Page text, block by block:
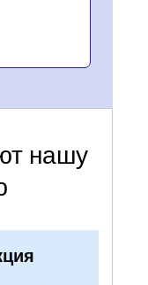
нашу